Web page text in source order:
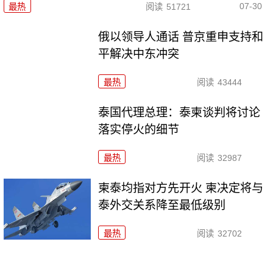
最热 阅读 51721 07-30
俄以领导人通话 普京重申支持和
平解决中东冲突
最热 阅读 43444
泰国代理总理：泰柬谈判将讨论
落实停火的细节
最热 阅读 32987
柬泰均指对方先开火 柬决定将与
泰外交关系降至最低级别
最热 阅读 32702